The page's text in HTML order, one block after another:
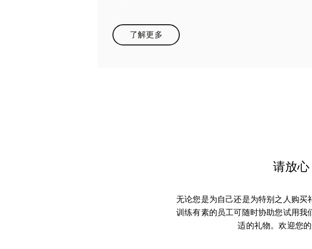
了解更多Link Opens in New Tab
请放
无论您是为自己还是为特别之人购买
训练有素的员工可随时协助您试用我
适的礼物。欢迎您